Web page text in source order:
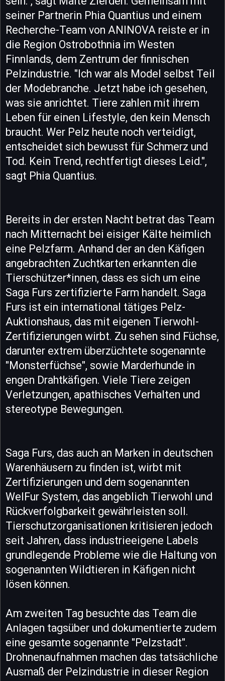
seiner Partnerin Phia Quantius und einem
Recherche-Team von ANINOVA reiste er in
die Region Ostrobothnia im Westen
Finnlands, dem Zentrum der finnischen
Pelzindustrie. "Ich war als Model selbst Teil
der Modebranche. Jetzt habe ich gesehen,
was sie anrichtet. Tiere zahlen mit ihrem
Leben für einen Lifestyle, den kein Mensch
braucht. Wer Pelz heute noch verteidigt,
entscheidet sich bewusst für Schmerz und
Tod. Kein Trend, rechtfertigt dieses Leid.",
sagt Phia Quantius.
Bereits in der ersten Nacht betrat das Team
nach Mitternacht bei eisiger Kälte heimlich
eine Pelzfarm. Anhand der an den Käfigen
angebrachten Zuchtkarten erkannten die
Tierschützer*innen, dass es sich um eine
Saga Furs zertifizierte Farm handelt. Saga
Furs ist ein international tätiges Pelz-
Auktionshaus, das mit eigenen Tierwohl-
Zertifizierungen wirbt. Zu sehen sind Füchse,
darunter extrem überzüchtete sogenannte
"Monsterfüchse", sowie Marderhunde in
engen Drahtkäfigen. Viele Tiere zeigen
Verletzungen, apathisches Verhalten und
stereotype Bewegungen.
Saga Furs, das auch an Marken in deutschen
Warenhäusern zu finden ist, wirbt mit
Zertifizierungen und dem sogenannten
WelFur System, das angeblich Tierwohl und
Rückverfolgbarkeit gewährleisten soll.
Tierschutzorganisationen kritisieren jedoch
seit Jahren, dass industrieeigene Labels
grundlegende Probleme wie die Haltung von
sogenannten Wildtieren in Käfigen nicht
lösen können.
Am zweiten Tag besuchte das Team die
Anlagen tagsüber und dokumentierte zudem
eine gesamte sogenannte "Pelzstadt".
Drohnenaufnahmen machen das tatsächliche
Ausmaß der Pelzindustrie in dieser Region